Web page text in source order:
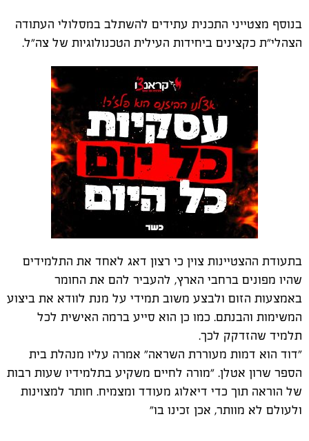
בנוסף מצטייני התכנית עתידים להשתלב במסלולי העתודה
הצהלי"ת כקצינים ביחידות העילית הטכנולוגיות של צה"ל.
בתעודת ההצטיינות צוין כי רצון דאג לאחד את התלמידים
שהיו מפונים ברחבי הארץ, להעביר להם את החומר
באמצעות הזום ולבצע משוב תמידי על מנת לוודא את ביצוע
המשימות והבנתם. כמו כן הוא סייע ברמה האישית לכל
תלמיד שהזדקק לכך.
"דוד הוא דמות מעוררת השראה" אמרה עליו מנהלת בית
הספר שרון אטלן. "מורה לחיים משקיע בתלמידיו שעות רבות
של הוראה תוך כדי דיאלוג מעודד ומצמיח. חותר למצוינות
ולעולם לא מוותר, אכן זכינו בו"